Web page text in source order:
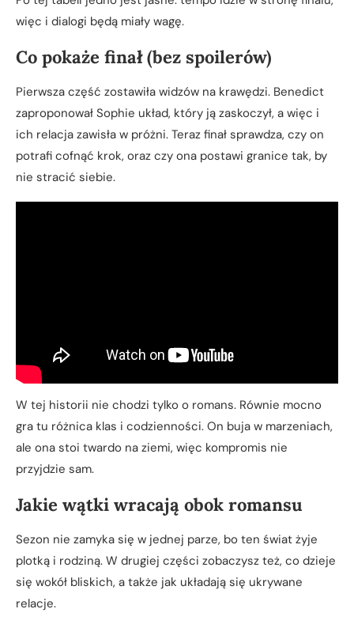
więc i dialogi będą miały wagę.
Co pokaże finał (bez spoilerów)
Pierwsza część zostawiła widzów na krawędzi. Benedict
zaproponował Sophie układ, który ją zaskoczył, a więc i
ich relacja zawisła w próżni. Teraz finał sprawdza, czy on
potrafi cofnąć krok, oraz czy ona postawi granice tak, by
nie stracić siebie.
W tej historii nie chodzi tylko o romans. Równie mocno
gra tu różnica klas i codzienności. On buja w marzeniach,
ale ona stoi twardo na ziemi, więc kompromis nie
przyjdzie sam.
Jakie wątki wracają obok romansu
Sezon nie zamyka się w jednej parze, bo ten świat żyje
plotką i rodziną. W drugiej części zobaczysz też, co dzieje
się wokół bliskich, a także jak układają się ukrywane
relacje.